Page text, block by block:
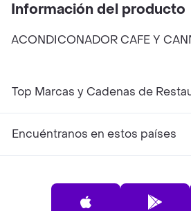
Información del producto
ACONDICONADOR CAFE Y
Top Marcas y Cadenas de
Encuéntranos en estos países